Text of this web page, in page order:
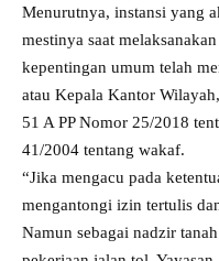
Menurutnya, instansi yang
mestinya saat
kepentingan umum telah
atau Kepala Kantor
51 A PP Nomor 25/2018
41/2004 tentang wakaf.
“Jika mengacu pada
mengantongi izin tertulis
Namun sebagai nadzir